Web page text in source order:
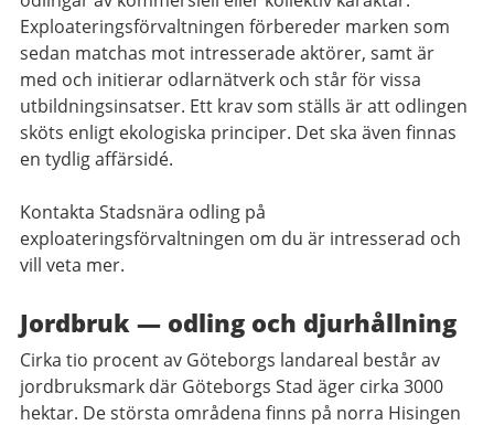
Exploateringsförvaltningen förbereder marken som
sedan matchas mot intresserade aktörer, samt är
med och initierar odlarnätverk och står för vissa
utbildningsinsatser. Ett krav som ställs är att odlingen
sköts enligt ekologiska principer. Det ska även finnas
en tydlig affärsidé.
Kontakta Stadsnära odling på
exploateringsförvaltningen om du är intresserad och
vill veta mer.
Jordbruk — odling och djurhållning
Cirka tio procent av Göteborgs landareal består av
jordbruksmark där Göteborgs Stad äger cirka 3000
hektar. De största områdena finns på norra Hisingen